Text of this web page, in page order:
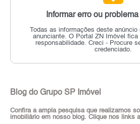
Informar erro ou
Todas as informações deste anúncio
anunciante. O Portal ZN Imóvel fica
responsabilidade. Creci - Procure
credenciado.
Blog do Grupo SP Imóvel
Confira a ampla pesquisa que realizamos
imobiliário em nosso blog. Clique nos links